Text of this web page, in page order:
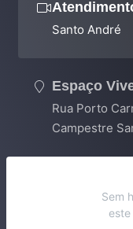
Santo André
Espaço
Rua Porto
Campestre
Sem